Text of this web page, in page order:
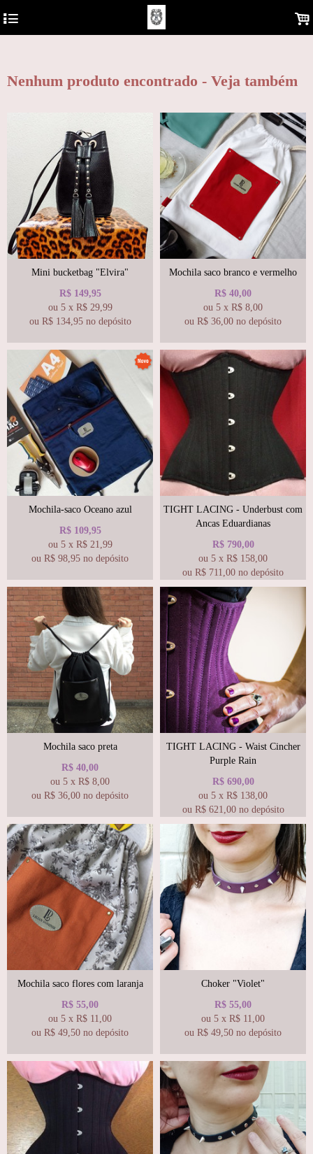
https://analytics.google.com/analytics/web/?hl=pt-BR&pli=1#/report-
home/a122681577w180810930p178850878
4 .
Nenhum produto encontrado - Veja também
Mini bucketbag "Elvira"
R$ 149,95
ou 5 x R$ 29,99
ou R$ 134,95 no depósito
Mochila saco branco e vermelho
R$ 40,00
ou 5 x R$ 8,00
ou R$ 36,00 no depósito
Mochila-saco Oceano azul
R$ 109,95
ou 5 x R$ 21,99
ou R$ 98,95 no depósito
TIGHT LACING - Underbust com
Ancas Eduardianas
R$ 790,00
ou 5 x R$ 158,00
ou R$ 711,00 no depósito
Mochila saco preta
R$ 40,00
ou 5 x R$ 8,00
ou R$ 36,00 no depósito
TIGHT LACING - Waist Cincher
Purple Rain
R$ 690,00
ou 5 x R$ 138,00
ou R$ 621,00 no depósito
Mochila saco flores com laranja
R$ 55,00
ou 5 x R$ 11,00
ou R$ 49,50 no depósito
Choker "Violet"
R$ 55,00
ou 5 x R$ 11,00
ou R$ 49,50 no depósito